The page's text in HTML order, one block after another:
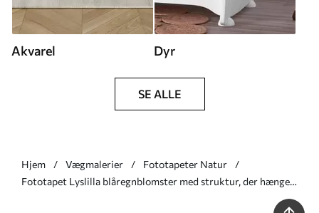
Akvarel Dyr
SE ALLE
Hjem Vægmalerier
Fototapeter Natur
Fototapet Lyslilla blåregnblomster med struktur, der hænger
ned sammen med grønne blade, på en pastelfarvet baggrund